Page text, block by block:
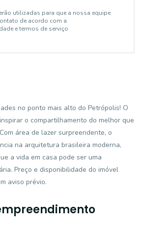
utilizadas para que a nossa equipe
de acordo com a
e termos de serviço
no ponto mais alto do Petrópolis! O
o compartilhamento do melhor que
área de lazer surpreendente, o
na arquitetura brasileira moderna,
a vida em casa pode ser uma
Preço e disponibilidade do imóvel
aviso prévio.